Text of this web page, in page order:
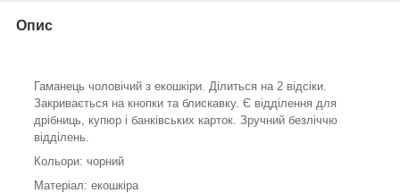
Опис
Гаманець чоловічий з екошкіри. Ділиться на 2 відсіки.
Закривається на кнопки та блискавку. Є відділення для
дрібниць, купюр і банківських карток. Зручний безліччю
відділень.
Кольори: чорний
Матеріал: екошкіра